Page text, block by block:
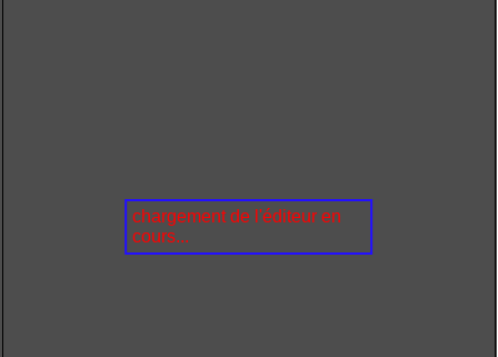
chargement de l'éditeur en
cours...